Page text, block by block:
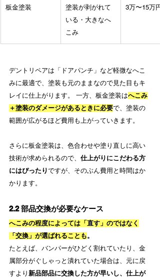
板金塗装
塗装が剥がれて
いる・大きなへ
こみ
3万〜15万円
デントリペアは「ドアパンチ」など軽微なへこ
みに最適で、塗装も元のままなので見た目もキ
レイに仕上がります。 一方、板金塗装はへこみ
＋塗装のダメージがあるときに必要で、塗装の
範囲が広がるほど費用も上がっていきます。
さらに板金塗装は、色合わせや塗り直しに高い
技術が求められるので、 仕上がりにこだわる方
にはぴったりですが、そのぶん費用と時間はか
かります。
2.2 部品交換が必要なケース
へこみの程度によっては「直す」のではなく
「交換」が選ばれることも。
たとえば、バンパーがひどく割れていたり、金
属部分がぐしゃっと潰れていた場合は、元に戻
すより 新品部品に交換した方が早いし、仕上が